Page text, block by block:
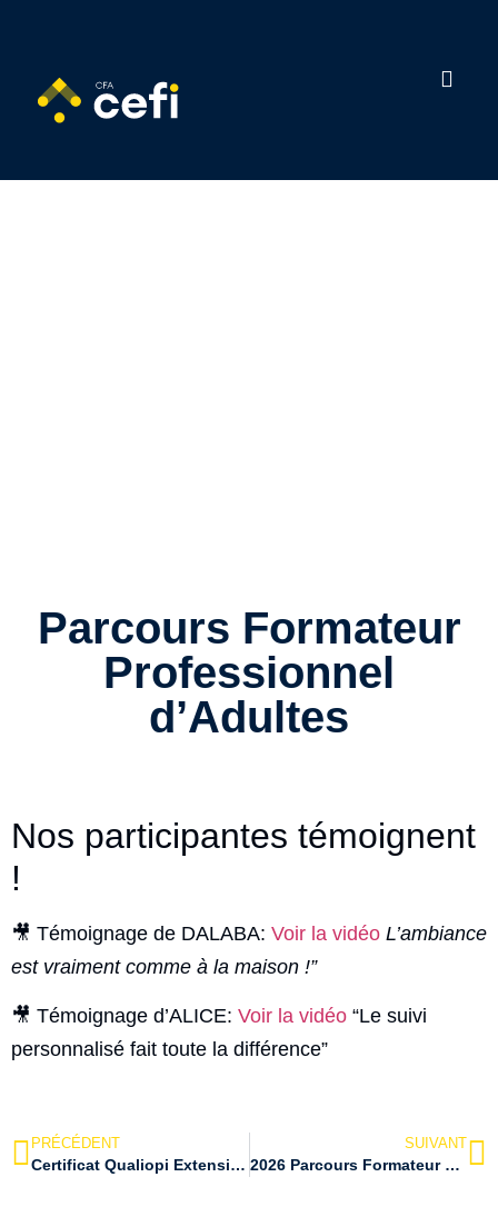
Parcours Formateur
Professionnel
d’Adultes
Nos participantes témoignent
!
🎥 Témoignage de DALABA: Voir la vidéo L’ambiance
est vraiment comme à la maison !”
🎥 Témoignage d’ALICE: Voir la vidéo “Le suivi
personnalisé fait toute la différence”
PRÉCÉDENT
Certificat Qualiopi Extension Apprentissage
SUIVANT
2026 Parcours Formateur Professionnel d’Adultes